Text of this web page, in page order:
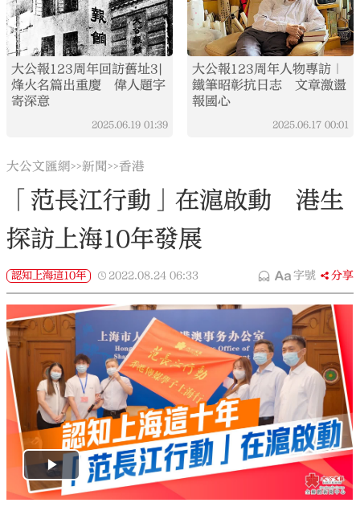
大公報123周年回訪舊址3|
烽火名篇出重慶 偉人題字
寄深意
2025.06.19 01:39
大公報123周年人物專訪｜
鐵筆昭彰抗日志 文章激盪
報國心
2025.06.17 00:01
大公文匯網>>新聞>>香港
「范長江行動」在滬啟動 港生
探訪上海10年發展
認知上海這10年 2022.08.24 06:33 字號 分享